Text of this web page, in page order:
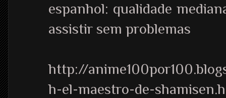
espanhol: qualidade
assistir sem problemas
http://
h-el-maestro-de-